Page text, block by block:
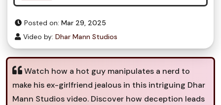
Posted on: Mar 29, 2025
Video by: Dhar Mann Studios
Watch how a hot guy manipulates a nerd to
make his ex-girlfriend jealous in this intriguing Dhar
Mann Studios video. Discover how deception leads